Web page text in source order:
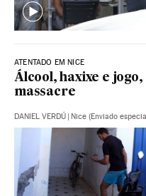
ATENTADO EM NICE
Álcool, haxixe e
massacre
DANIEL VERDÚ | Nice (Enviado